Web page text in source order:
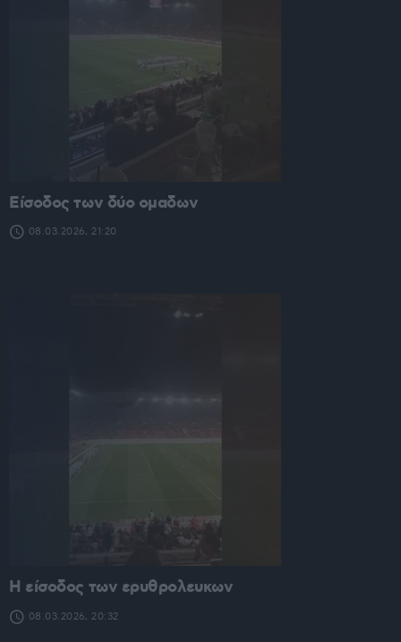
Είσοδος των δύο ομαδων
08.03.2026, 21:20
Η είσοδος των ερυθρολευκων
08.03.2026, 20:32